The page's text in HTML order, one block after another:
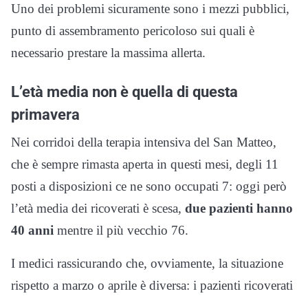
Uno dei problemi sicuramente sono i mezzi pubblici,
punto di assembramento pericoloso sui quali è
necessario prestare la massima allerta.
L’età media non è quella di questa
primavera
Nei corridoi della terapia intensiva del San Matteo,
che è sempre rimasta aperta in questi mesi, degli 11
posti a disposizioni ce ne sono occupati 7: oggi però
l’età media dei ricoverati è scesa, due pazienti hanno
40 anni mentre il più vecchio 76.
I medici rassicurando che, ovviamente, la situazione
rispetto a marzo o aprile è diversa: i pazienti ricoverati